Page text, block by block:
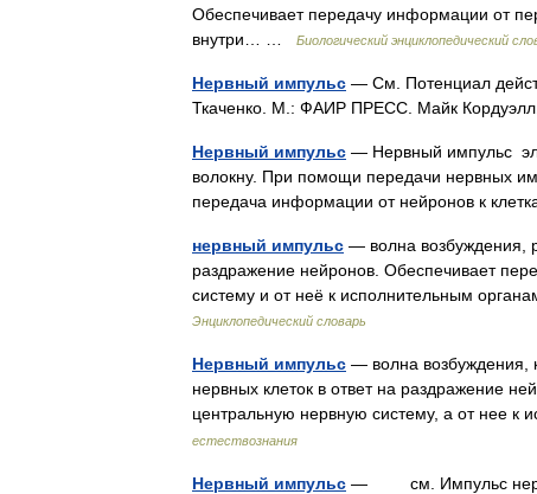
Обеспечивает передачу информации от
внутри… …
Биологический энциклопедический
Нервный импульс — См. Потенциал
Ткаченко. М.: ФАИР ПРЕСС. Майк
Нервный импульс — Нервный импульс
волокну. При помощи передачи нервных
передача информации от нейронов к
нервный импульс — волна возбуждения,
раздражение нейронов. Обеспечивает
систему и от неё к исполнительным
Энциклопедический словарь
Нервный импульс — волна возбуждения,
нервных клеток в ответ на раздражение
центральную нервную систему, а от нее
естествознания
Нервный импульс — см. Импульс